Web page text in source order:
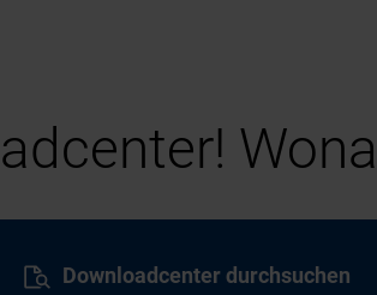
Downloadcenter durchsuchen